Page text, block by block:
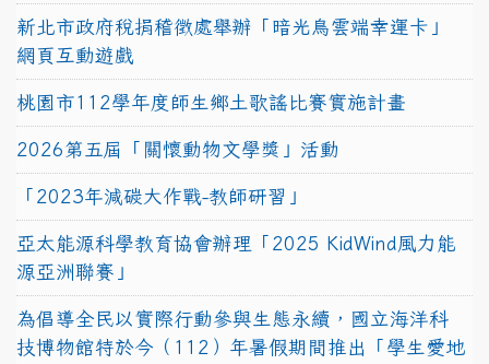
新北市政府稅捐稽徵處舉辦「暗光鳥雲端幸運卡」
網頁互動遊戲
桃園市112學年度師生鄉土歌謠比賽實施計畫
2026第五屆「關懷動物文學獎」活動
「2023年減碳大作戰-教師研習」
亞太能源科學教育協會辦理「2025 KidWind風力能
源亞洲聯賽」
為倡導全民以實際行動參與生態永續，國立海洋科
技博物館特於今（112）年暑假期間推出「學生愛地